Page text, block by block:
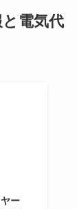
電気代
ー